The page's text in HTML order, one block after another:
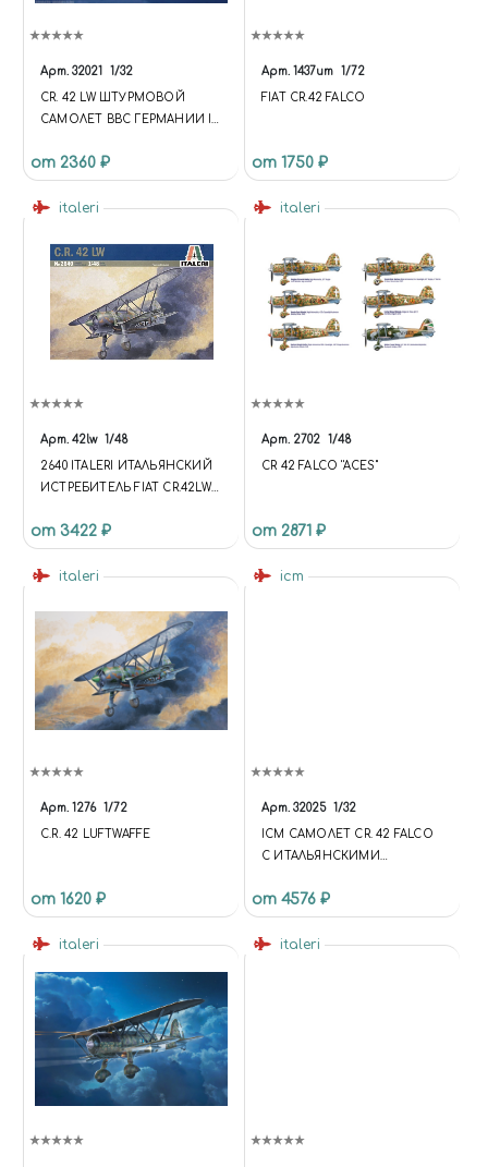
Арт. 32021 1/32
CR. 42 LW ШТУРМОВОЙ
САМОЛЕТ ВВС ГЕРМАНИИ II
от 2360 ₽
Арт. 1437ит 1/72
FIAT CR.42 FALCO
от 1750 ₽
italeri
Арт. 42lw 1/48
2640 ITALERI ИТАЛЬЯНСКИЙ
ИСТРЕБИТЕЛЬ FIAT CR.42LW
от 3422 ₽
italeri
Арт. 2702 1/48
CR 42 FALCO ''ACES''
от 2871 ₽
italeri
Арт. 1276 1/72
C.R. 42 LUFTWAFFE
от 1620 ₽
icm
Арт. 32025 1/32
ICM САМОЛЕТ CR. 42 FALCO
С ИТАЛЬЯНСКИМИ
от 4576 ₽
italeri italeri